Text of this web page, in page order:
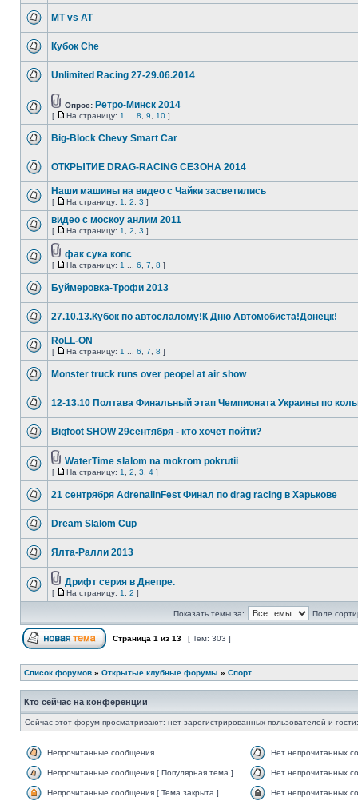
MT vs AT
Кубок Che
Unlimited Racing 27-29.06.2014
Опрос: Ретро-Минск 2014
[ На страницу: 1 8 9 10 ]
Big-Block Chevy Smart Car
ОТКРЫТИЕ DRAG-RACING СЕЗОНА 2014
Наши машины на видео с Чайки засветились
[ На страницу: 1 2 3 ]
видео с москоу анлим 2011
[ На страницу: 1 2 3 ]
фак сука копс
[ На страницу: 1 6 7 8 ]
Буймеровка-Трофи 2013
27.10.13.Кубок по автослалому!К Дню Автомобиста!Донецк!
RoLL-ON
[ На страницу: 1 6 7 8 ]
Monster truck runs over peopel at air show
12-13.10 Полтава Финальный этап Чемпионата Украины по
Bigfoot SHOW 29сентября - кто хочет пойти?
WaterTime slalom na mokrom pokrutii
[ На страницу: 1 2 3 4 ]
21 сентрября AdrenalinFest Финал по drag racing в Харькове
Dream Slalom Cup
Ялта-Ралли 2013
Дрифт серия в Днепре.
[ На страницу: 1 2 ]
Показать темы за: Поле
Страница 1 из 13 [ Тем: 303 ]
Список форумов » Открытые клубные форумы » Спорт
Кто сейчас на конференции
Сейчас этот форум просматривают: нет зарегистрированных пользователей и
Непрочитанные сообщения Нет непрочитанных
Непрочитанные сообщения [ Популярная тема ] Нет непрочитанных
Непрочитанные сообщения [ Тема закрыта ] Нет непрочитанных